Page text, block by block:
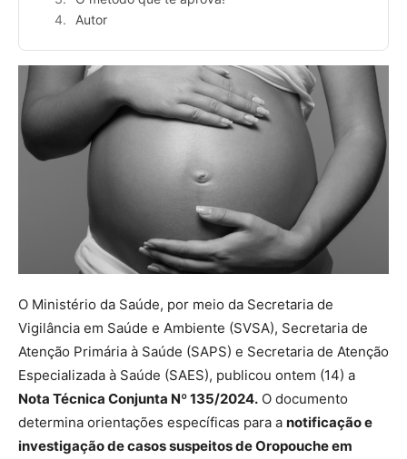
Autor
O Ministério da Saúde, por meio da Secretaria de
Vigilância em Saúde e Ambiente (SVSA), Secretaria de
Atenção Primária à Saúde (SAPS) e Secretaria de Atenção
Especializada à Saúde (SAES), publicou ontem (14) a
Nota Técnica Conjunta Nº 135/2024. O documento
determina orientações específicas para a notificação e
investigação de casos suspeitos de Oropouche em